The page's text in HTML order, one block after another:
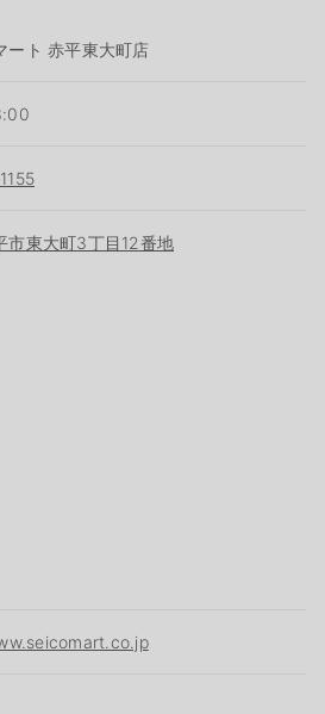
ート 赤平東大町店
市東大町3丁目12番地